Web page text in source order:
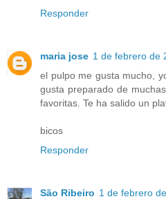
Responder
maria jose 1 de febrero de
el pulpo me gusta mucho,
gusta preparado de
favoritas. Te ha salido un
bicos
Responder
São Ribeiro 1 de febrero